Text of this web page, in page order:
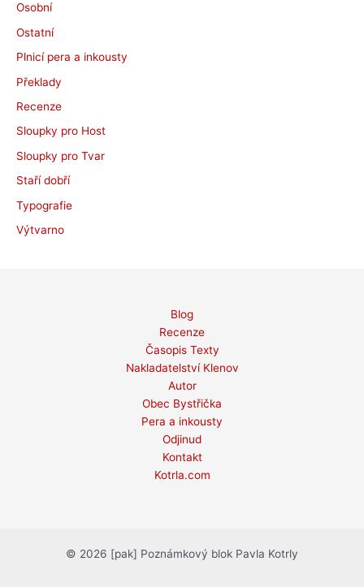
Osobní
Ostatní
Plnicí pera a inkousty
Překlady
Recenze
Sloupky pro Host
Sloupky pro Tvar
Staří dobří
Typografie
Výtvarno
Blog
Recenze
Časopis Texty
Nakladatelství Klenov
Autor
Obec Bystřička
Pera a inkousty
Odjinud
Kontakt
Kotrla.com
© 2026 [pak] Poznámkový blok Pavla Kotrly